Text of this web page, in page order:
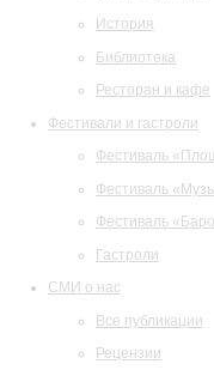
История
Библиотека
Ресторан и кафе
Фестивали и гастроли
Фестиваль
Фестиваль
Фестиваль
Гастроли
СМИ о нас
Все публикации
Рецензии